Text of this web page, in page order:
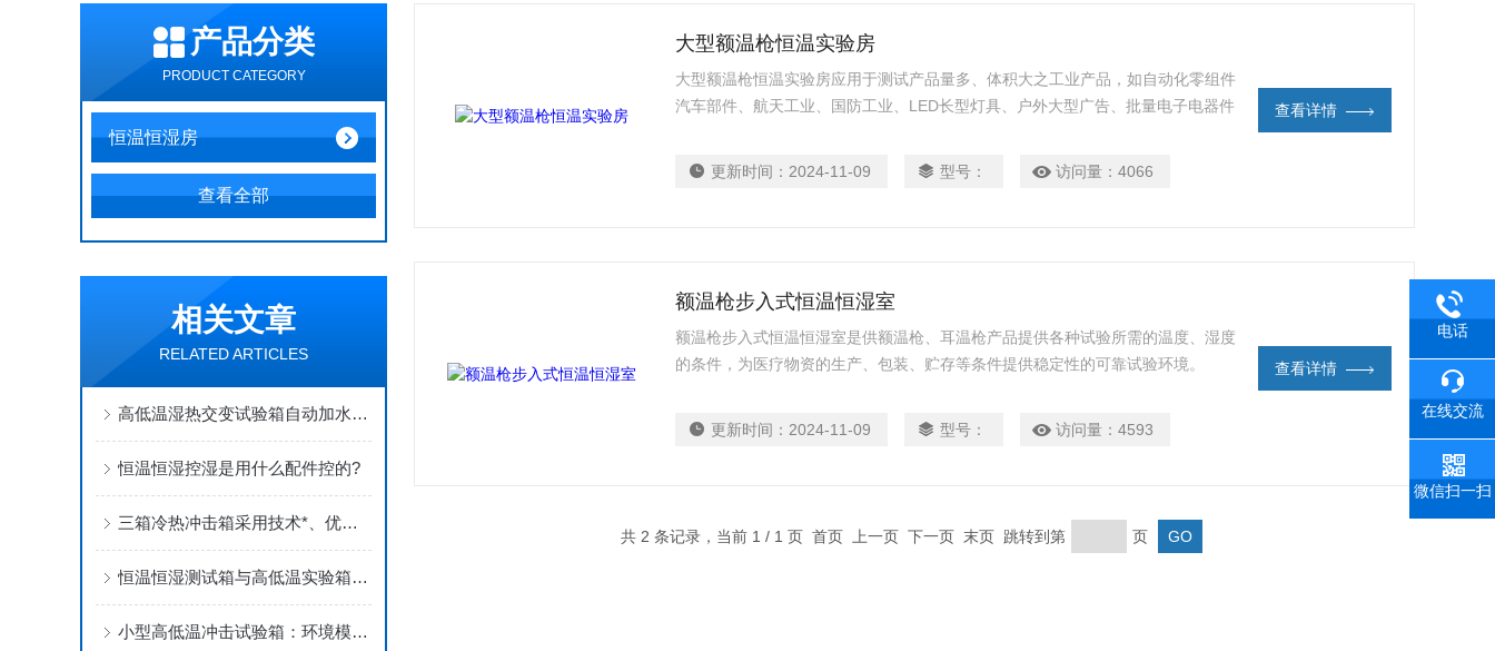
产品分类
PRODUCT CATEGORY
恒温恒湿房
查看全部
相关文章
RELATED ARTICLES
高低温湿热交变试验箱自动加水的利与弊
恒温恒湿控湿是用什么配件控的?
三箱冷热冲击箱采用技术*、优良材料建成
恒温恒湿测试箱与高低温实验箱制冷原理
小型高低温冲击试验箱：环境模拟的工具
大型额温枪恒温实验房
大型额温枪恒温实验房应用于测试产品量多、体积大之工业产品，如自动化零组件
汽车部件、航天工业、国防工业、LED长型灯具、户外大型广告、批量电子电器件
更新时间： 2024-11-09 型号： 访问量：4066
查看详情
额温枪步入式恒温恒湿室
额温枪步入式恒温恒湿室是供额温枪、耳温枪产品提供各种试验所需的温度、湿度
的条件，为医疗物资的生产、包装、贮存等条件提供稳定性的可靠试验环境。
更新时间： 2024-11-09 型号： 访问量：4593
查看详情
共 2 条记录，当前 1 / 1 页 首页 上一页 下一页 末页 跳转到第 页
电话
在线交流
微信扫一扫